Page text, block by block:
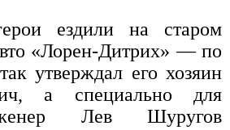
ездили на старом
«Лорен-Дитрих» — по
утверждал его хозяин
а специально для
Лев Шуругов